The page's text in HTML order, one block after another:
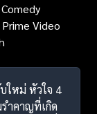
Comedy
Prime Video
ใหม่ หัวใจ 4
รำคาญที่เกิด